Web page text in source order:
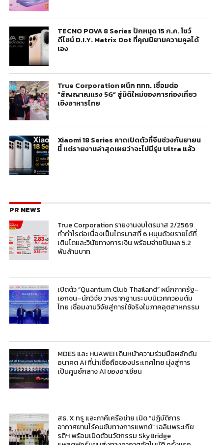
TECNO POVA 8 Series ปักหมุด 15 ก.ค. โชว์
ดีไซน์ D.I.Y. Matrix Dot ที่คุณนิยามความคูลได้
เอง
True Corporation ผนึก ททท. เชื่อมต่อ
“สัญญาณแรง 5G” สู่มิติใหม่ของการท่องเที่ยว
เชิงอาหารไทย
Xiaomi 18 Series คาดเปิดตัวที่จีนช่วงกันยายน
นี้ แต่รายงานล่าสุดเผยว่าจะไม่มีรุ่น Ultra แล้ว
PR NEWS
True Corporation รายงานงบไตรมาส 2/2569
ทำกำไรต่อเนื่องเป็นไตรมาสที่ 6 หนุนด้วยรายได้ที่
เติบโตและวินัยทางการเงิน พร้อมจ่ายปันผล 5.2
พันล้านบาท
เปิดตัว “Quantum Club Thailand” ผนึกภาครัฐ–
เอกชน–นักวิจัย วางรากฐานระบบนิเวศควอนตัม
ไทย เชื่อมงานวิจัยสู่การใช้จริงในภาคอุตสาหกรรม
MDES และ HUAWEI เดินหน้าความร่วมมือผลักดัน
อนาคต AI ที่น่าเชื่อถือของประเทศไทย มุ่งสู่การ
เป็นศูนย์กลาง AI ของอาเซียน
สธ. X ทรู และภาคีเครือข่าย เปิด “ปฏิบัติการ
อากาศยานไร้คนขับทางการแพทย์” เฉลิมพระเกีย
รติฯ พร้อมเปิดตัวนวัตกรรม SkyBridge